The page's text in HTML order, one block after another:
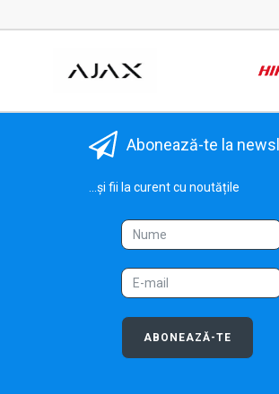
Abonează-te la
...și fii la curent cu noutățile
ABONEAZĂ-TE